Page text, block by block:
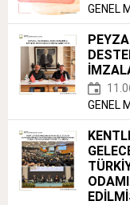
GENEL
GENEL